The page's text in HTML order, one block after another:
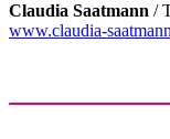
Claudia Saatmann /
www.claudia-